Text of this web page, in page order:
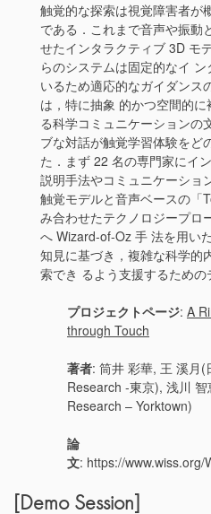
触覚的な探索は視覚障害者が
である．これまで音声や振動
せたインタラクティブ 3D モ
らのシステムは固定的なイ
いるため適応的なガイダンス
は，特に抽象 的かつ空間的
る科学コミュニケーションの
ブな対話が触覚学習体験をど
た．まず 22 名の専門家にイ
説明手法やコミュニケーショ
触覚モデルと音声ベースの「
み合わせたテクノロジープロ
へ Wizard-of-Oz 手 法を用い
知見に基づき，複雑な科学的
索でき るよう支援するための
プロジェクトページ: A
through Touch
著者: 筒井 彩華, 王 溪月
Research -東京), 浅川
Research – Yorktown)
論
文: https://
[Demo Session]